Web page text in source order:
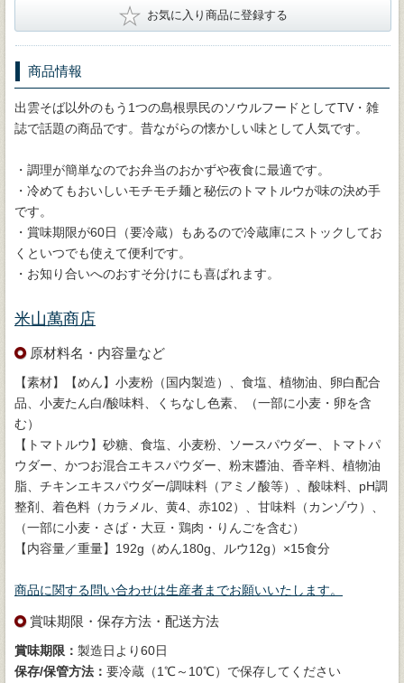
★ お気に入り商品に登録する
商品情報
出雲そば以外のもう1つの島根県民のソウルフードとしてTV・雑
誌で話題の商品です。昔ながらの懐かしい味として人気です。
・調理が簡単なのでお弁当のおかずや夜食に最適です。
・冷めてもおいしいモチモチ麺と秘伝のトマトルウが味の決め手
です。
・賞味期限が60日（要冷蔵）もあるので冷蔵庫にストックしてお
くといつでも使えて便利です。
・お知り合いへのおすそ分けにも喜ばれます。
米山萬商店
原材料名・内容量など
【素材】【めん】小麦粉（国内製造）、食塩、植物油、卵白配合
品、小麦たん白/酸味料、くちなし色素、（一部に小麦・卵を含
む）
【トマトルウ】砂糖、食塩、小麦粉、ソースパウダー、トマトパ
ウダー、かつお混合エキスパウダー、粉末醬油、香辛料、植物油
脂、チキンエキスパウダー/調味料（アミノ酸等）、酸味料、pH調
整剤、着色料（カラメル、黄4、赤102）、甘味料（カンゾウ）、
（一部に小麦・さば・大豆・鶏肉・りんごを含む）
【内容量／重量】192g（めん180g、ルウ12g）×15食分
商品に関する問い合わせは生産者までお願いいたします。
賞味期限・保存方法・配送方法
賞味期限： 製造日より60日
保存/保管方法： 要冷蔵（1℃～10℃）で保存してください